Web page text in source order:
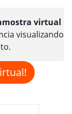
virtual
visualizando